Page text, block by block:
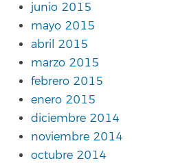
junio 2015
mayo 2015
abril 2015
marzo 2015
febrero 2015
enero 2015
diciembre 2014
noviembre 2014
octubre 2014